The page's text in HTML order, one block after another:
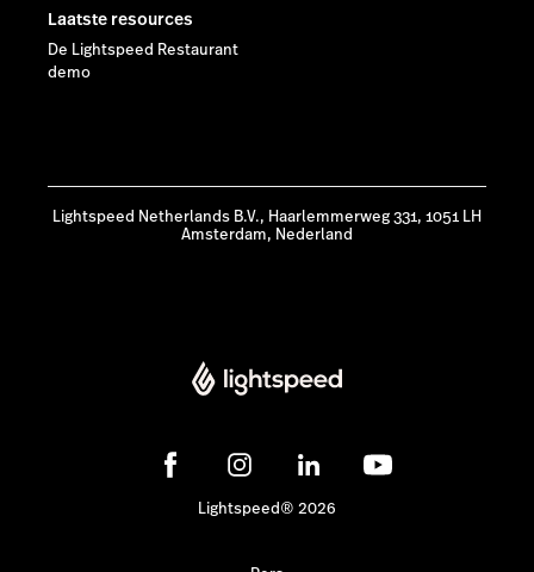
Laatste resources
De Lightspeed Restaurant
demo
Lightspeed Netherlands B.V., Haarlemmerweg 331, 1051 LH
Amsterdam, Nederland
Lightspeed® 2026